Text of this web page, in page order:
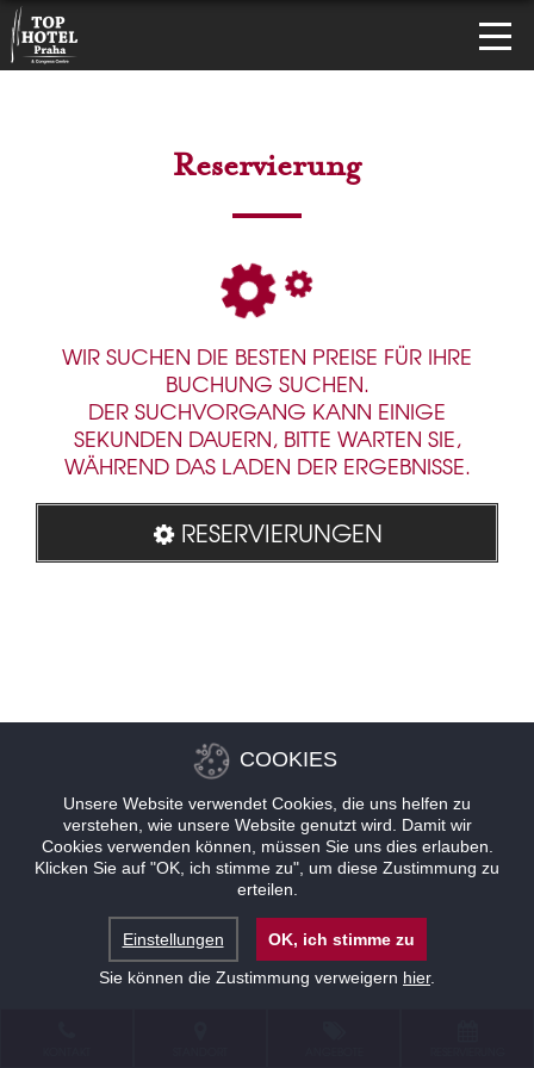
Reservierung
WIR SUCHEN DIE BESTEN PREISE FÜR IHRE
BUCHUNG SUCHEN.
DER SUCHVORGANG KANN EINIGE
SEKUNDEN DAUERN, BITTE WARTEN SIE,
WÄHREND DAS LADEN DER ERGEBNISSE.
RESERVIERUNGEN
COOKIES
Unsere Website verwendet Cookies, die uns helfen zu
verstehen, wie unsere Website genutzt wird. Damit wir
Cookies verwenden können, müssen Sie uns dies erlauben.
Klicken Sie auf "OK, ich stimme zu", um diese Zustimmung zu
erteilen.
Einstellungen
OK, ich stimme zu
Sie können die Zustimmung verweigern hier.